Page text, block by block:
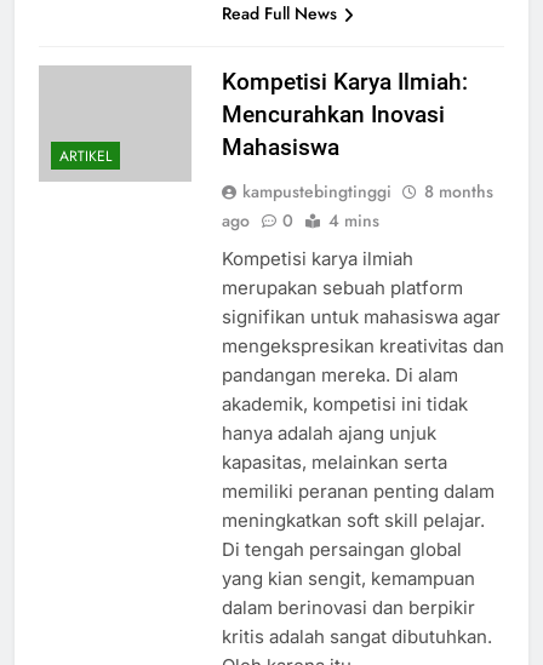
Read Full News
ARTIKEL
Kompetisi Karya Ilmiah:
Mencurahkan Inovasi
Mahasiswa
kampustebingtinggi
8 months
ago
0 4 mins
Kompetisi karya ilmiah
merupakan sebuah platform
signifikan untuk mahasiswa agar
mengekspresikan kreativitas dan
pandangan mereka. Di alam
akademik, kompetisi ini tidak
hanya adalah ajang unjuk
kapasitas, melainkan serta
memiliki peranan penting dalam
meningkatkan soft skill pelajar.
Di tengah persaingan global
yang kian sengit, kemampuan
dalam berinovasi dan berpikir
kritis adalah sangat dibutuhkan.